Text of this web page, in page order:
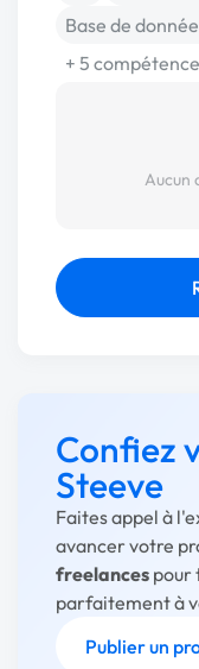
Base de
+ 5
Aucun
Confiez
Steeve
Faites appel à
avancer votre
freelances pour
parfaitement à
Publier un